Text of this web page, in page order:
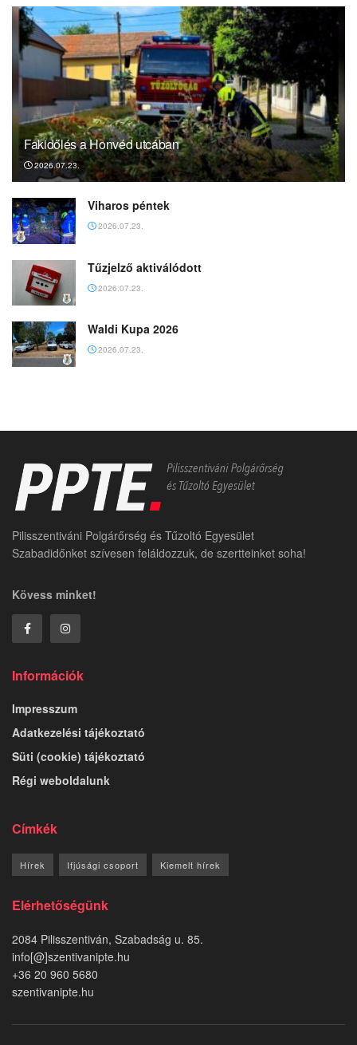
Fakidőlés a Honvéd utcában
2026.07.23.
Viharos péntek
2026.07.23.
Tűzjelző aktiválódott
2026.07.23.
Waldi Kupa 2026
2026.07.23.
Pilisszentiváni Polgárőrség és Tűzoltó Egyesület
Szabadidőnket szívesen feláldozzuk, de szertteinket soha!
Kövess minket!
Információk
Impresszum
Adatkezelési tájékoztató
Süti (cookie) tájékoztató
Régi weboldalunk
Címkék
Hírek Ifjúsági csoport Kiemelt hírek
Elérhetőségünk
2084 Pilisszentiván, Szabadság u. 85.
info[@]szentivanipte.hu
+36 20 960 5680
szentivanipte.hu